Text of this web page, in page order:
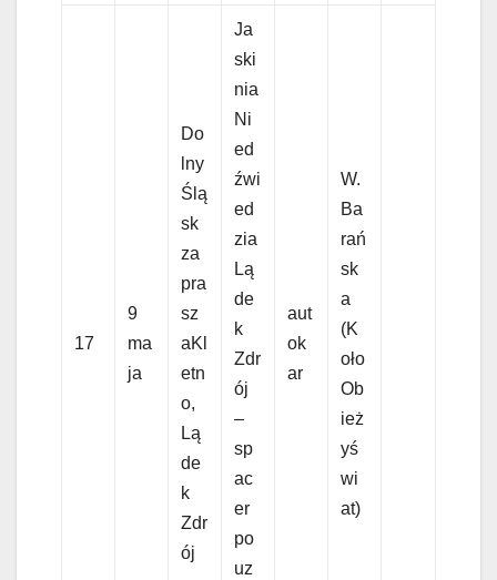
17
9
ma
ja
Do
lny
Ślą
sk
za
pra
sz
aKl
etn
o,
Lą
de
k
Zdr
ój
Ja
ski
nia
Ni
ed
źwi
ed
zia
Lą
de
k
Zdr
ój
–
sp
ac
er
po
uz
aut
ok
ar
W.
Ba
rań
sk
a
(K
oło
Ob
ież
yś
wi
at)